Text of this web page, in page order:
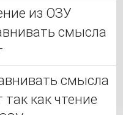
из ОЗУ
смысла
смысла
так как чтение